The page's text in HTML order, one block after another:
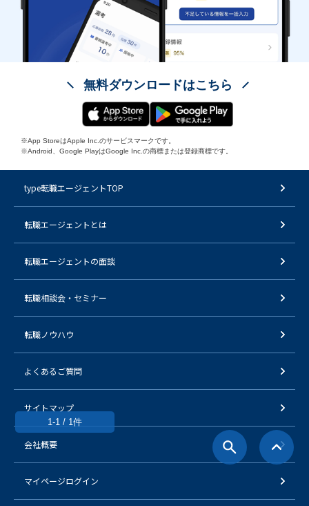
1-1 / 1件
無料ダウンロードはこちら
※App StoreはApple Inc.のサービスマークです。
※Android、Google PlayはGoogle Inc.の商標または登録商標です。
type転職エージェントTOP
転職エージェントとは
転職エージェントの面談
転職相談会・セミナー
転職ノウハウ
よくあるご質問
サイトマップ
会社概要
マイページログイン